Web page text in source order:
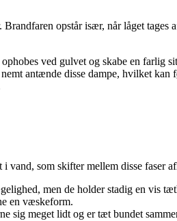
opstår især, når låget tages
ved gulvet og skabe en farlig
antænde disse dampe, hvilket
vand, som skifter mellem disse faser
men de holder stadig en vis
en væskeform.
sig meget lidt og er tæt bundet